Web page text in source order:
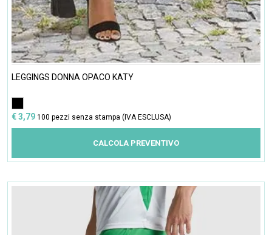
LEGGINGS DONNA OPACO KATY
€ 3,79 100 pezzi senza stampa (IVA ESCLUSA)
CALCOLA PREVENTIVO